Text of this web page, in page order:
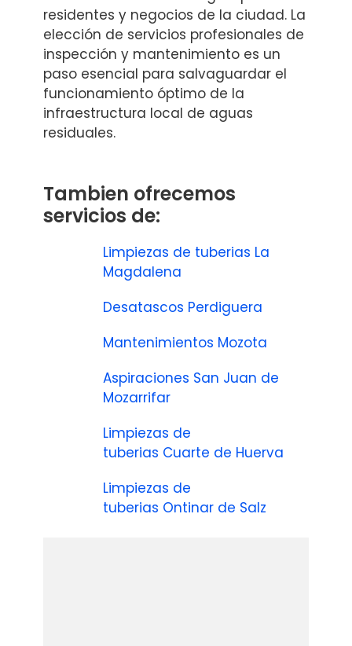
residentes y negocios de la ciudad. La
elección de servicios profesionales de
inspección y mantenimiento es un
paso esencial para salvaguardar el
funcionamiento óptimo de la
infraestructura local de aguas
residuales.
Tambien ofrecemos
servicios de:
Limpiezas de tuberias La
Magdalena
Desatascos Perdiguera
Mantenimientos Mozota
Aspiraciones San Juan de
Mozarrifar
Limpiezas de
tuberias Cuarte de Huerva
Limpiezas de
tuberias Ontinar de Salz